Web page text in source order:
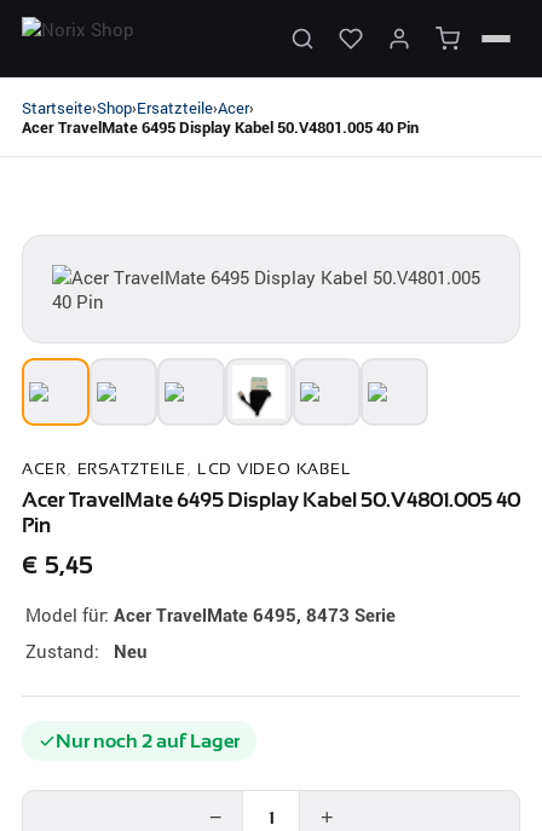
Startseite›Shop›Ersatzteile›Acer›
Acer TravelMate 6495 Display Kabel 50.V4801.005 40 Pin
ACER, ERSATZTEILE , LCD VIDEO KABEL
Acer TravelMate 6495 Display Kabel 50.V4801.005 40
Pin
€ 5,45
Model für: Acer TravelMate 6495, 8473 Serie
Zustand: Neu
Nur noch 2 auf Lager
− +